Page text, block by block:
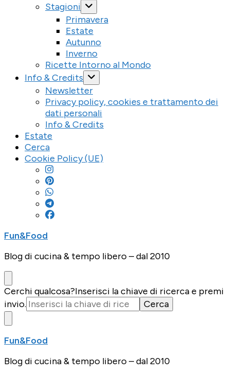
Stagioni
Primavera
Estate
Autunno
Inverno
Ricette Intorno al Mondo
Info & Credits
Newsletter
Privacy policy, cookies e trattamento dei
dati personali
Info & Credits
Estate
Cerca
Cookie Policy (UE)
Fun&Food
Blog di cucina & tempo libero – dal 2010
Cerchi qualcosa?Inserisci la chiave di ricerca e premi
invio.
Fun&Food
Blog di cucina & tempo libero – dal 2010